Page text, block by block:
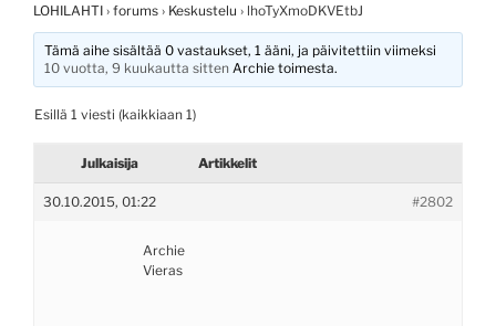
LOHILAHTI › forums › Keskustelu › lhoTyXmoDKVEtbJ
Tämä aihe sisältää 0 vastaukset, 1 ääni, ja päivitettiin viimeksi
10 vuotta, 9 kuukautta sitten Archie toimesta.
Esillä 1 viesti (kaikkiaan 1)
Julkaisija Artikkelit
30.10.2015, 01:22 #2802
Archie
Vieras